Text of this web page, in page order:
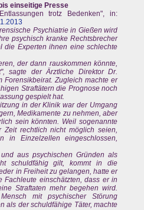
einseitige Presse
trotz Bedenken", in:
Psychiatrie in Gießen wird
psychisch kranke Rechtsbrecher
die Experten ihnen eine schlechte
der dann rauskommen könnte,
sagte der Ärztliche Direktor Dr.
Forensikbeirat. Zugleich machte er
Straftätern die Prognose noch
gespielt hat.
in der Klinik war der Umgang
Medikamente zu nehmen, aber
sein könnten. Weil sogenannte
Zeit rechtlich nicht möglich seien,
in Einzelzellen eingeschlossen,
aus psychischen Gründen als
schuldfähig gilt, kommt in die
in Freiheit zu gelangen, hatte er
einschätzten, dass er in
Straftaten mehr begehen wird.
mit psychischer Störung
als der schuldfähige Täter, machte